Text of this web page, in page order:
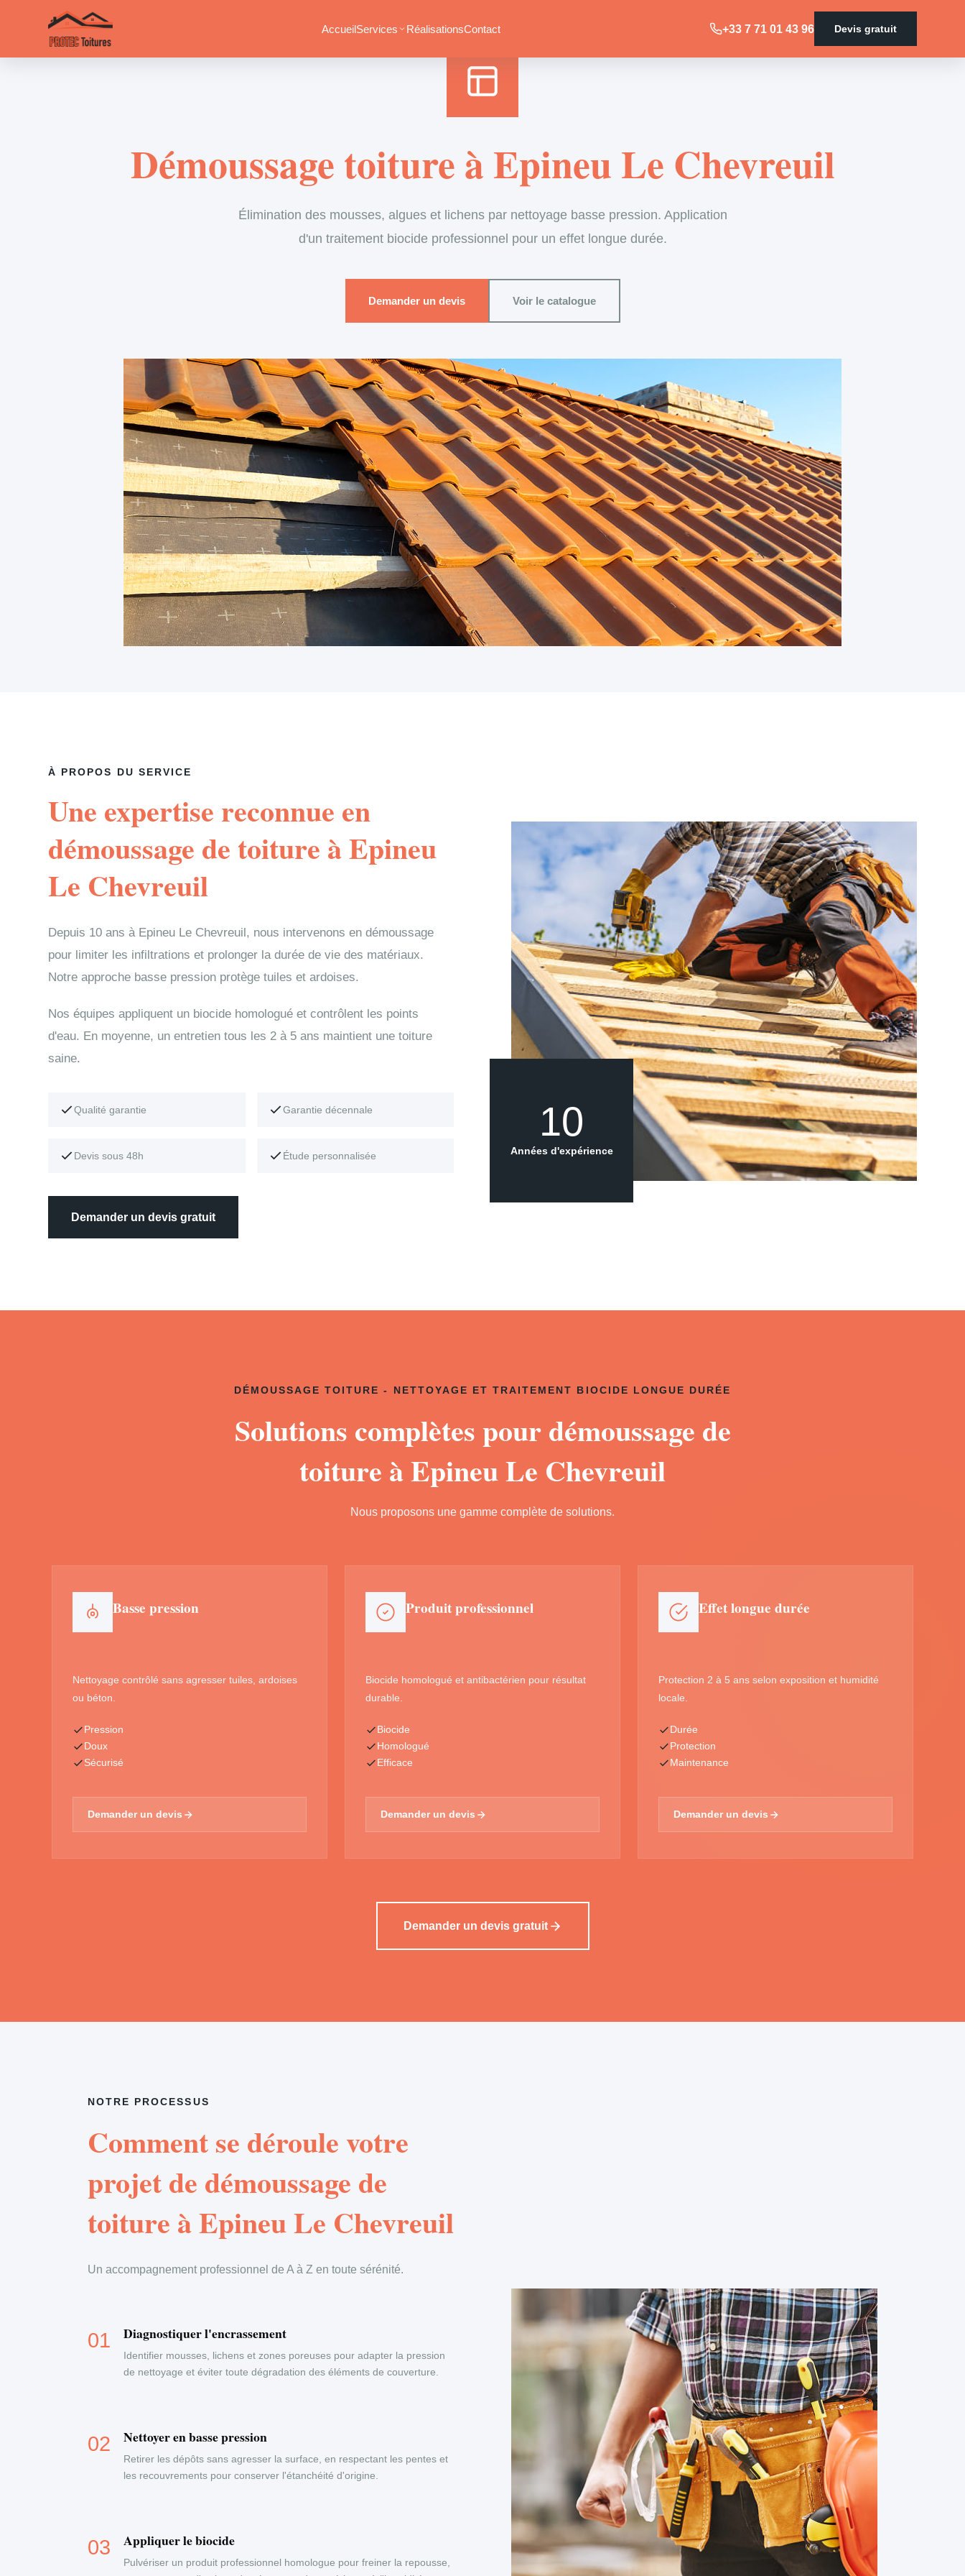
AccueilServices RéalisationsContact +33 7 71 01 43 96 Devis gratuit
Démoussage toiture à Epineu Le Chevreuil
Élimination des mousses, algues et lichens par nettoyage basse pression. Application
d'un traitement biocide professionnel pour un effet longue durée.
Demander un devis Voir le catalogue
À PROPOS DU SERVICE
Une expertise reconnue en
démoussage de toiture à Epineu
Le Chevreuil
Depuis 10 ans à Epineu Le Chevreuil, nous intervenons en démoussage
pour limiter les infiltrations et prolonger la durée de vie des matériaux.
Notre approche basse pression protège tuiles et ardoises.
Nos équipes appliquent un biocide homologué et contrôlent les points
d'eau. En moyenne, un entretien tous les 2 à 5 ans maintient une toiture
saine.
Qualité garantie Garantie décennale
Devis sous 48h Étude personnalisée
Demander un devis gratuit
10
Années d'expérience
DÉMOUSSAGE TOITURE - NETTOYAGE ET TRAITEMENT BIOCIDE LONGUE DURÉE
Solutions complètes pour démoussage de
toiture à Epineu Le Chevreuil
Nous proposons une gamme complète de solutions.
Basse pression
Nettoyage contrôlé sans agresser tuiles, ardoises
ou béton.
Pression
Doux
Sécurisé
Demander un devis
Produit professionnel
Biocide homologué et antibactérien pour résultat
durable.
Biocide
Homologué
Efficace
Demander un devis
Effet longue durée
Protection 2 à 5 ans selon exposition et humidité
locale.
Durée
Protection
Maintenance
Demander un devis
Demander un devis gratuit
NOTRE PROCESSUS
Comment se déroule votre
projet de démoussage de
toiture à Epineu Le Chevreuil
Un accompagnement professionnel de A à Z en toute sérénité.
Diagnostiquer l'encrassement
Identifier mousses, lichens et zones poreuses pour adapter la pression
de nettoyage et éviter toute dégradation des éléments de couverture.
Nettoyer en basse pression
Retirer les dépôts sans agresser la surface, en respectant les pentes et
les recouvrements pour conserver l'étanchéité d'origine.
Appliquer le biocide
Pulvériser un produit professionnel homologue pour freiner la repousse,